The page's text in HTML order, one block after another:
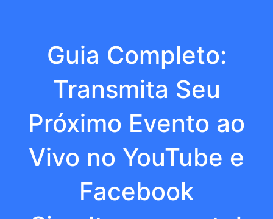
Guia Completo:
Transmita Seu
Próximo Evento ao
Vivo no YouTube e
Facebook